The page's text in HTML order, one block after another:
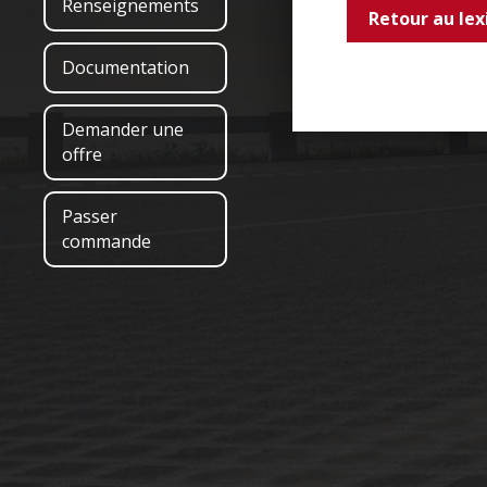
Renseignements
Documentation
Demander une
offre
Passer
commande
Retour au